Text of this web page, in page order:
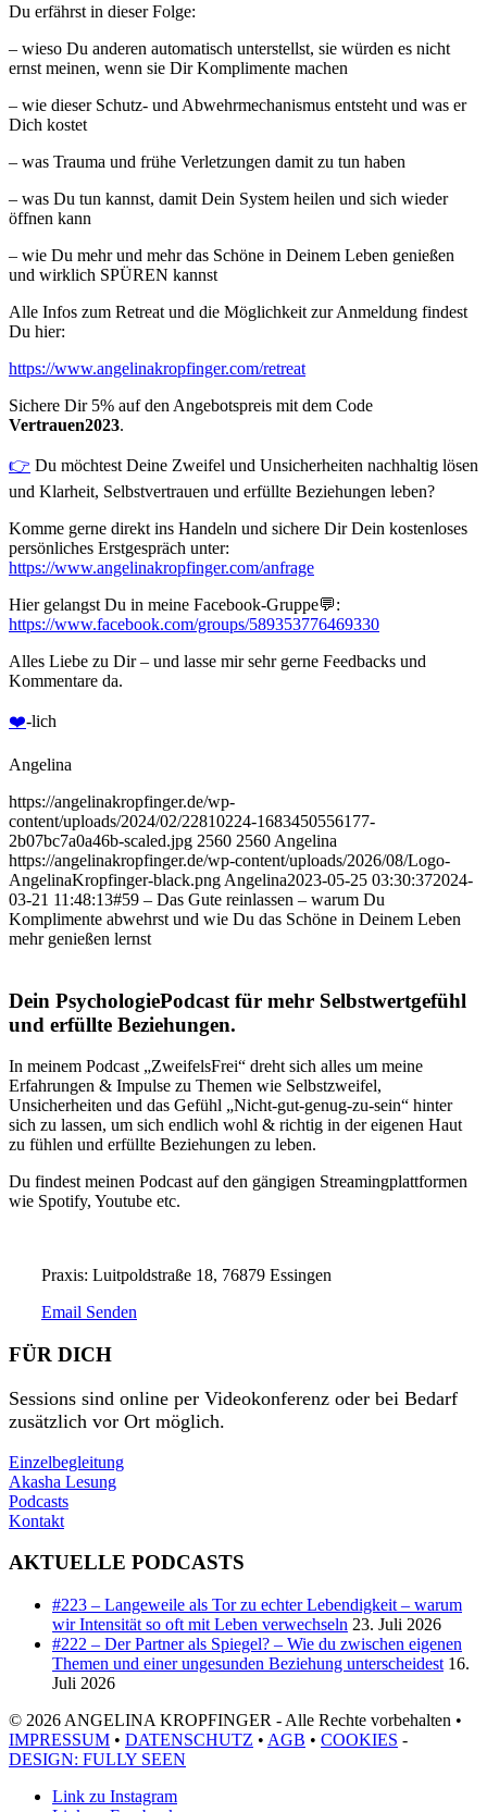
Du erfährst in dieser Folge:
– wieso Du anderen automatisch unterstellst, sie würden es nicht
ernst meinen, wenn sie Dir Komplimente machen
– wie dieser Schutz- und Abwehrmechanismus entsteht und was er
Dich kostet
– was Trauma und frühe Verletzungen damit zu tun haben
– was Du tun kannst, damit Dein System heilen und sich wieder
öffnen kann
– wie Du mehr und mehr das Schöne in Deinem Leben genießen
und wirklich SPÜREN kannst
Alle Infos zum Retreat und die Möglichkeit zur Anmeldung findest
Du hier:
https://www.angelinakropfinger.com/retreat
Sichere Dir 5% auf den Angebotspreis mit dem Code
Vertrauen2023.
👉 Du möchtest Deine Zweifel und Unsicherheiten nachhaltig lösen
und Klarheit, Selbstvertrauen und erfüllte Beziehungen leben?
Komme gerne direkt ins Handeln und sichere Dir Dein kostenloses
persönliches Erstgespräch unter:
https://www.angelinakropfinger.com/anfrage
Hier gelangst Du in meine Facebook-Gruppe💬:
https://www.facebook.com/groups/589353776469330
Alles Liebe zu Dir – und lasse mir sehr gerne Feedbacks und
Kommentare da.
❤️️-lich
Angelina
https://angelinakropfinger.de/wp-
content/uploads/2024/02/22810224-1683450556177-
2b07bc7a0a46b-scaled.jpg 2560 2560 Angelina
https://angelinakropfinger.de/wp-content/uploads/2026/08/Logo-
AngelinaKropfinger-black.png Angelina2023-05-25 03:30:372024-
03-21 11:48:13#59 – Das Gute reinlassen – warum Du
Komplimente abwehrst und wie Du das Schöne in Deinem Leben
mehr genießen lernst
Dein PsychologiePodcast für mehr Selbstwertgefühl
und erfüllte Beziehungen.
In meinem Podcast „ZweifelsFrei“ dreht sich alles um meine
Erfahrungen & Impulse zu Themen wie Selbstzweifel,
Unsicherheiten und das Gefühl „Nicht-gut-genug-zu-sein“ hinter
sich zu lassen, um sich endlich wohl & richtig in der eigenen Haut
zu fühlen und erfüllte Beziehungen zu leben.
Du findest meinen Podcast auf den gängigen Streamingplattformen
wie Spotify, Youtube etc.
Praxis: Luitpoldstraße 18, 76879 Essingen
Email Senden
FÜR DICH
Sessions sind online per Videokonferenz oder bei Bedarf
zusätzlich vor Ort möglich.
Einzelbegleitung
Akasha Lesung
Podcasts
Kontakt
AKTUELLE PODCASTS
#223 – Langeweile als Tor zu echter Lebendigkeit – warum
wir Intensität so oft mit Leben verwechseln 23. Juli 2026
#222 – Der Partner als Spiegel? – Wie du zwischen eigenen
Themen und einer ungesunden Beziehung unterscheidest 16.
Juli 2026
© 2026 ANGELINA KROPFINGER - Alle Rechte vorbehalten •
IMPRESSUM • DATENSCHUTZ • AGB • COOKIES -
DESIGN: FULLY SEEN
Link zu Instagram